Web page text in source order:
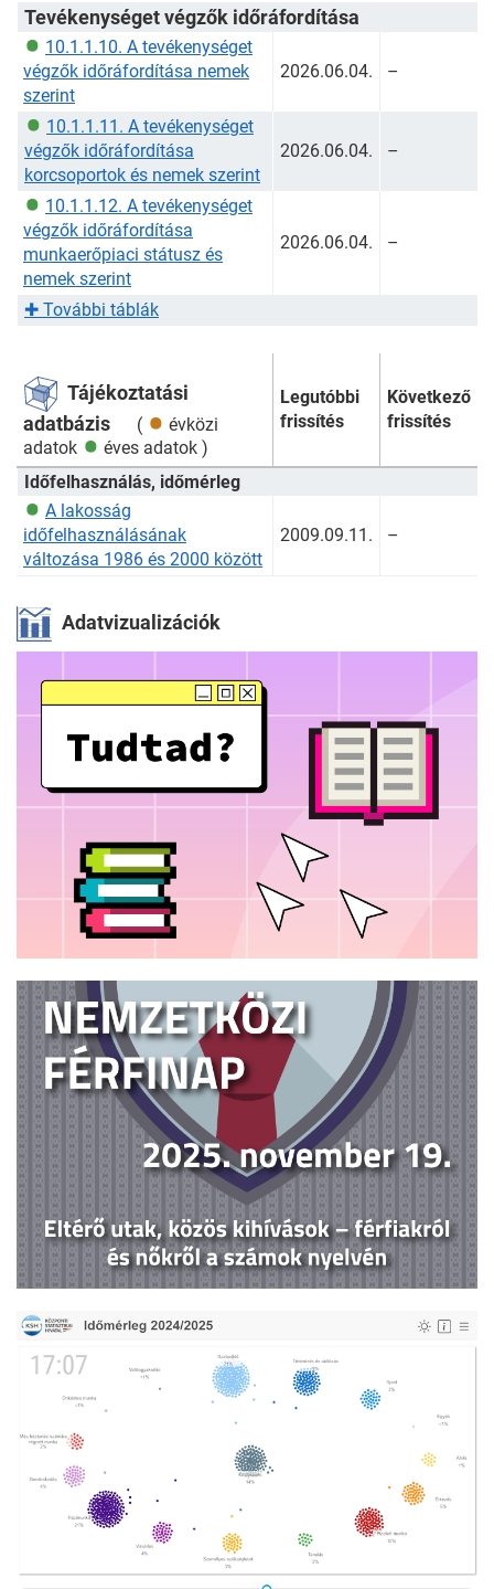
Tevékenységet végzők időráfordítása
10.1.1.10. A tevékenységet
végzők időráfordítása nemek
szerint
2026.06.04. –
10.1.1.11. A tevékenységet
végzők időráfordítása
korcsoportok és nemek szerint
2026.06.04. –
10.1.1.12. A tevékenységet
végzők időráfordítása
munkaerőpiaci státusz és
nemek szerint
2026.06.04. –
✚ További táblák
Tájékoztatási
adatbázis
(
évközi
adatok
éves adatok )
Legutóbbi
frissítés
Következő
frissítés
Időfelhasználás, időmérleg
A lakosság
időfelhasználásának
változása 1986 és 2000 között
2009.09.11. –
Adatvizualizációk